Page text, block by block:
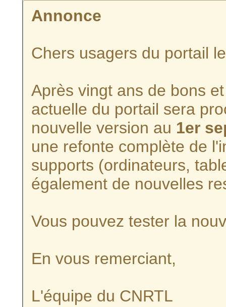
Annonce
Chers usagers du portail
Après vingt ans de bons
actuelle du portail sera
nouvelle version au 1er
une refonte complète de
supports (ordinateurs,
également de nouvelles
Vous pouvez tester la
En vous remerciant,
L'équipe du CNRTL